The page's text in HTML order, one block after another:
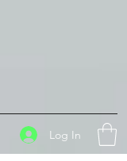
Log In